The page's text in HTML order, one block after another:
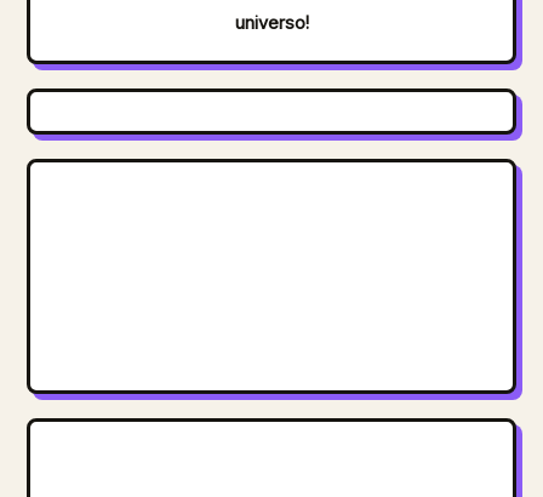
universo!